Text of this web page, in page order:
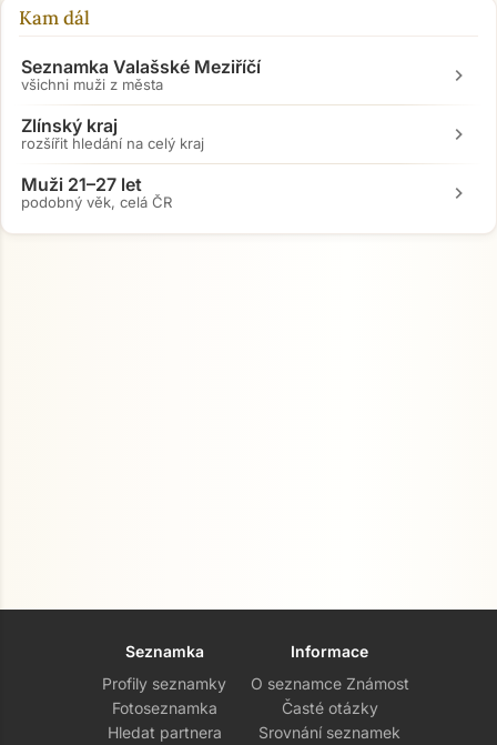
Kam dál
Seznamka Valašské Meziříčí
všichni muži z města chevron_right
Zlínský kraj
rozšířit hledání na celý kraj chevron_right
Muži 21–27 let
podobný věk, celá ČR chevron_right
Seznamka
Profily seznamky
Fotoseznamka
Hledat partnera
Informace
O seznamce Známost
Časté otázky
Srovnání seznamek